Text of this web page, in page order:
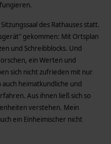
des Rathauses statt.
gekommen: Mit Ortsplan
und Schreibblocks. Und
ein Werten und
sich nicht zufrieden mit nur
heimatkundliche und
Aus ihnen ließ sich so
verstehen. Mein
ein Einheimischer nicht